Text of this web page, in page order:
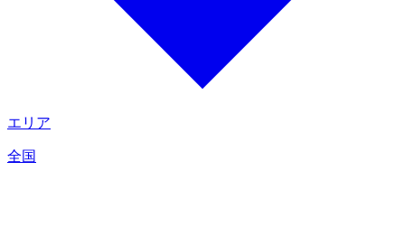
エリア
全国